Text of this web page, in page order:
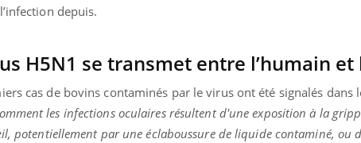
depuis.
H5N1 se transmet entre l’humain et
cas de bovins contaminés par le virus ont été signalés dans
les infections oculaires résultent d'une exposition à la
potentiellement par une éclaboussure de liquide contaminé, ou
de
préventive Youtube
Un établissement lié à un groupe
mutualiste innove en matière de bilan de
santé : l'utilisation d'un « jumeau
numérique » permet ...
Coup de food
nouveau
bouscule les
épisode, une ...